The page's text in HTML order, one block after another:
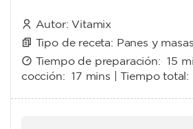
Autor: Vitamix
Tipo de receta: Panes y masas
Tiempo de preparación:15
cocción:17 mins | Tiempo total: